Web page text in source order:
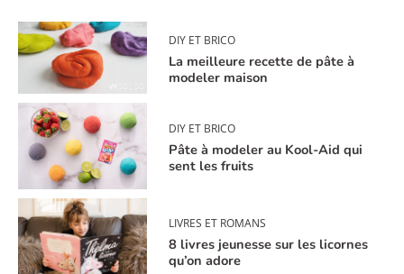
DIY ET BRICO
La meilleure recette de pâte à
modeler maison
DIY ET BRICO
Pâte à modeler au Kool-Aid qui
sent les fruits
LIVRES ET ROMANS
8 livres jeunesse sur les licornes
qu’on adore